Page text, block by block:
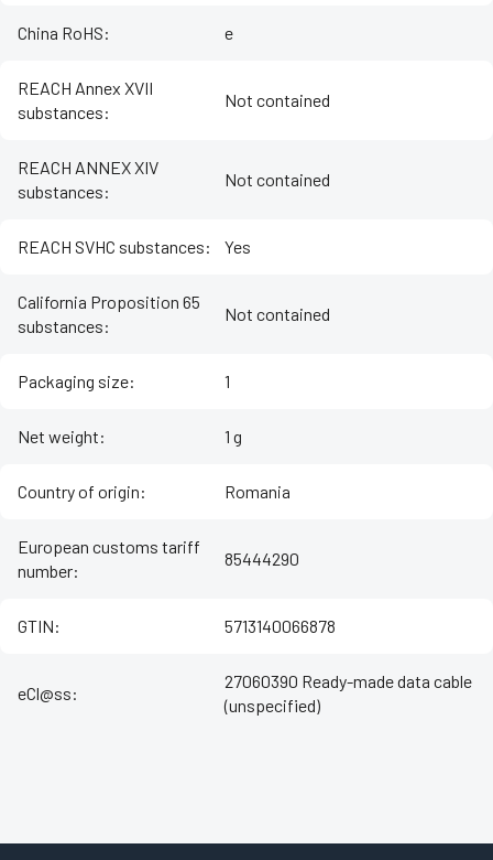
China RoHS: e
REACH Annex XVII
substances:
Not contained
REACH ANNEX XIV
substances:
Not contained
REACH SVHC substances: Yes
California Proposition 65
substances:
Not contained
Packaging size: 1
Net weight: 1 g
Country of origin: Romania
European customs tariff
number:
85444290
GTIN: 5713140066878
eCl@ss:
27060390 Ready-made data cable
(unspecified)